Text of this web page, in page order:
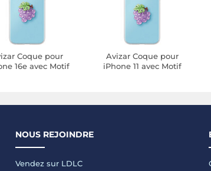
Coque pour
16e avec Motif
Avizar Coque pour
iPhone 11 avec Motif
NOUS REJOINDRE
Vendez sur LDLC